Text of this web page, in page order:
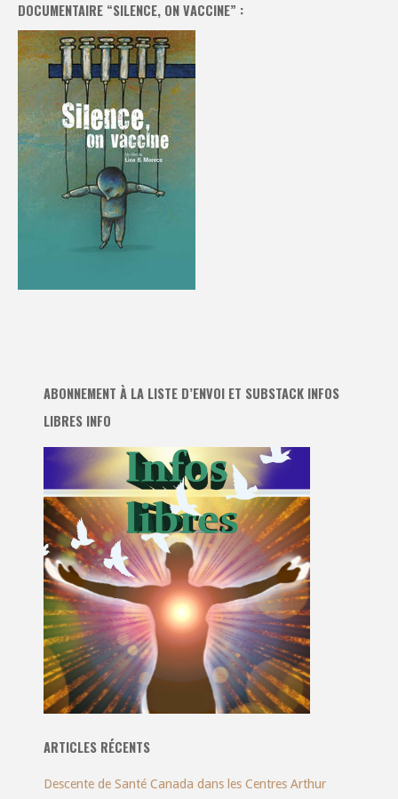
DOCUMENTAIRE “SILENCE, ON VACCINE” :
ABONNEMENT À LA LISTE D’ENVOI ET SUBSTACK INFOS
LIBRES INFO
ARTICLES RÉCENTS
Descente de Santé Canada dans les Centres Arthur